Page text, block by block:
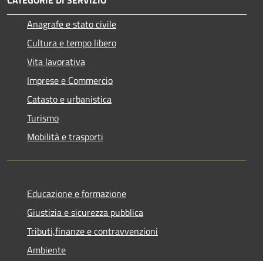
Anagrafe e stato civile
Cultura e tempo libero
Vita lavorativa
Imprese e Commercio
Catasto e urbanistica
Turismo
Mobilità e trasporti
Educazione e formazione
Giustizia e sicurezza pubblica
Tributi,finanze e contravvenzioni
Ambiente